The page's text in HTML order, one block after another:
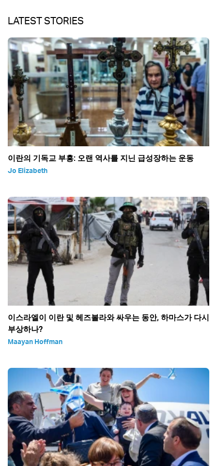
LATEST STORIES
이란의 기독교 부흥: 오랜 역사를 지닌 급성장하는 운동
Jo Elizabeth
이스라엘이 이란 및 헤즈볼라와 싸우는 동안, 하마스가 다시
부상하나?
Maayan Hoffman